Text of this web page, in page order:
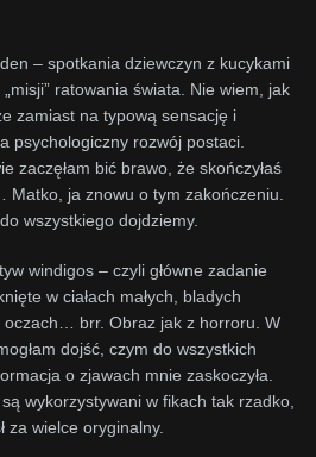
– spotkania dziewczyn z kucykami
ratowania świata. Nie wiem, jak
zamiast na typową sensację i
psychologiczny rozwój postaci.
zaczęłam bić brawo, że skończyłaś
Matko, ja znowu o tym zakończeniu.
wszystkiego dojdziemy.
windigos – czyli główne zadanie
w ciałach małych, bladych
oczach… brr. Obraz jak z horroru. W
dojść, czym do wszystkich
o zjawach mnie zaskoczyła.
wykorzystywani w fikach tak rzadko,
za wielce oryginalny.